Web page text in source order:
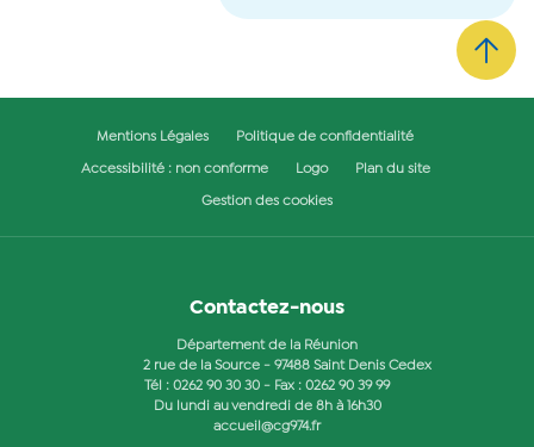
Mentions Légales Politique de confidentialité
Accessibilité : non conforme Logo Plan du site
Gestion des cookies
Contactez-nous
Département de la Réunion
2 rue de la Source - 97488 Saint Denis Cedex
Tél : 0262 90 30 30 - Fax : 0262 90 39 99
Du lundi au vendredi de 8h à 16h30
accueil@cg974.fr